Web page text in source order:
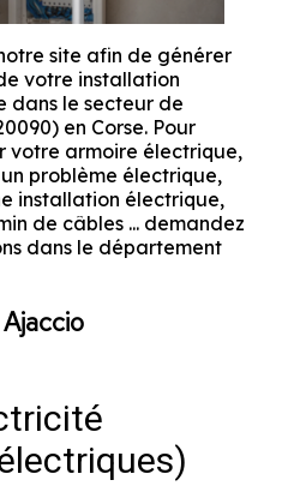
site afin de générer
votre installation
dans le secteur de
en Corse. Pour
votre armoire électrique,
problème électrique,
installation électrique,
de câbles ... demandez
dans le département